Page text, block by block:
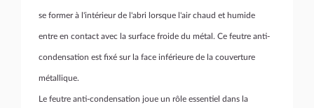
se former à l'intérieur de l'abri lorsque l'air chaud et humide
entre en contact avec la surface froide du métal. Ce feutre anti-
condensation est fixé sur la face inférieure de la couverture
métallique.
Le feutre anti-condensation joue un rôle essentiel dans la